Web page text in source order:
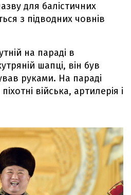
для балістичних
з підводних човнів
на параді в
шапці, він був
руками. На параді
війська, артилерія і